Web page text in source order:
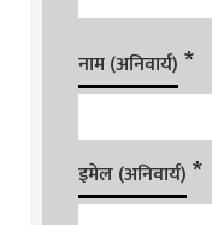
नाम (अनिवार्य) *
इमेल (अनिवार्य) *